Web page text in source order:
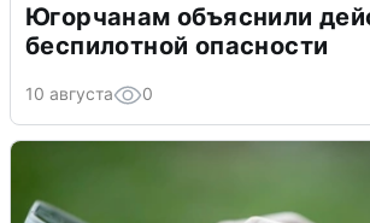
Югорчанам объяснили
беспилотной опасности
10 августа 0